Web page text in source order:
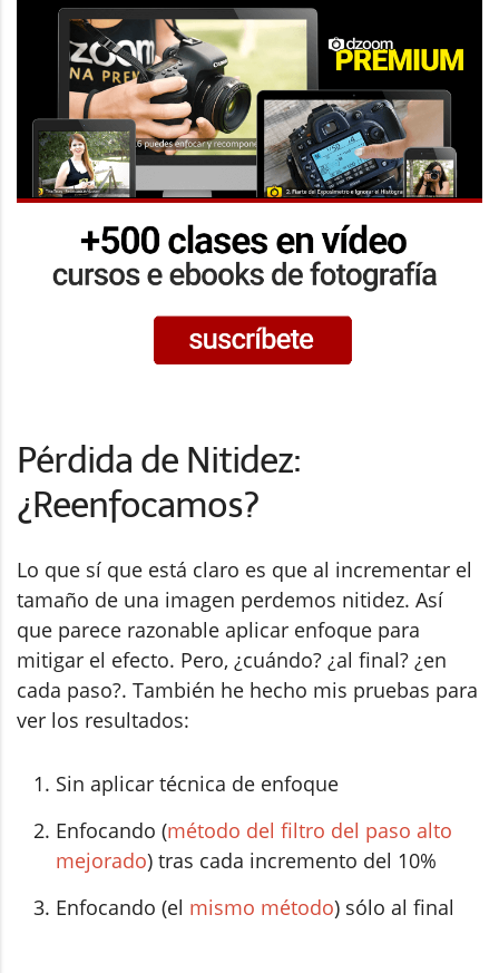
Pérdida de Nitidez:
¿Reenfocamos?
Lo que sí que está claro es que al incrementar el
tamaño de una imagen perdemos nitidez. Así
que parece razonable aplicar enfoque para
mitigar el efecto. Pero, ¿cuándo? ¿al final? ¿en
cada paso?. También he hecho mis pruebas para
ver los resultados:
Sin aplicar técnica de enfoque
Enfocando (método del filtro del paso alto
mejorado) tras cada incremento del 10%
Enfocando (el mismo método) sólo al final